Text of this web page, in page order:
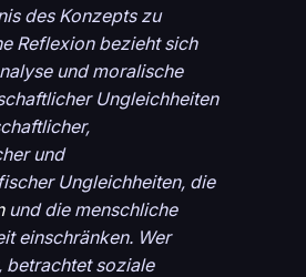
des Konzepts zu
Reflexion bezieht sich
und moralische
Ungleichheiten
und
Ungleichheiten, die
und die menschliche
einschränken. Wer
soziale